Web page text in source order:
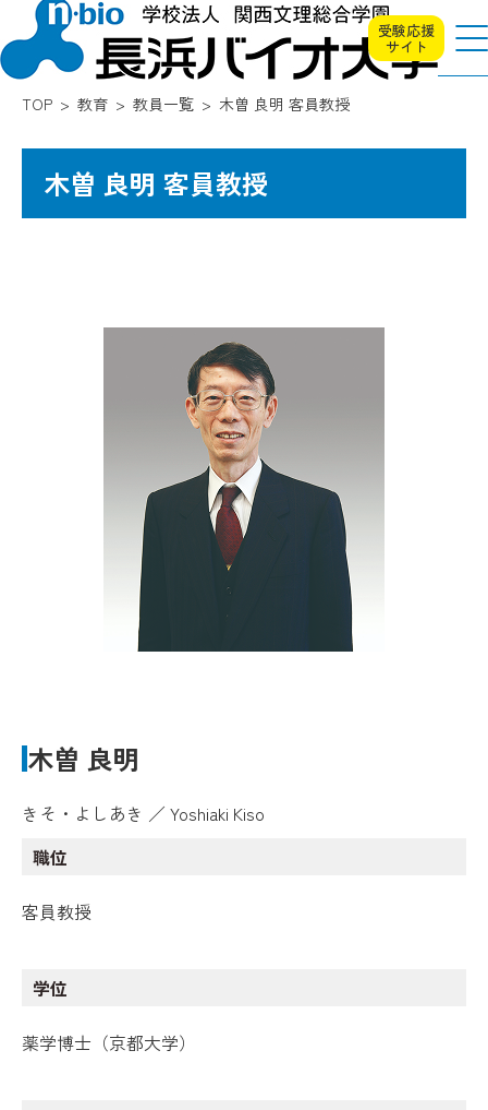
受験応援
サイト
TOP 教育 教員一覧 木曽 良明 客員教授
木曽 良明 客員教授
木曽 良明
きそ・よしあき ／ Yoshiaki Kiso
職位
客員教授
学位
薬学博士（京都大学）